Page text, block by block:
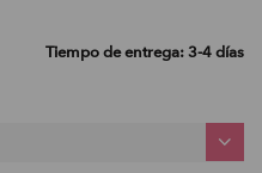
Tiempo de entrega: 3-4 días